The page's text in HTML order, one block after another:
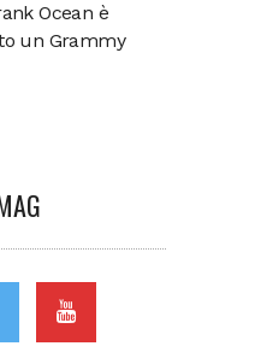
Ocean è
un Grammy